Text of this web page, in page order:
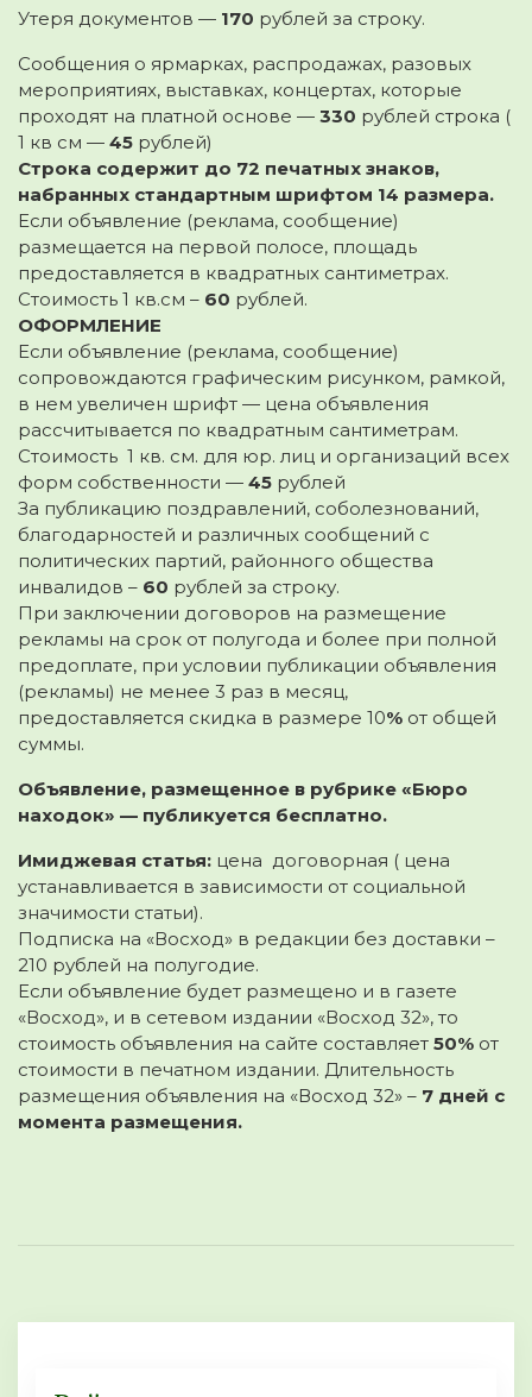
Утеря документов — 170 рублей за строку.
Сообщения о ярмарках, распродажах, разовых
мероприятиях, выставках, концертах, которые
проходят на платной основе — 330 рублей строка (
1 кв см — 45 рублей)
Строка содержит до 72 печатных знаков,
набранных стандартным шрифтом 14 размера.
Если объявление (реклама, сообщение)
размещается на первой полосе, площадь
предоставляется в квадратных сантиметрах.
Стоимость 1 кв.см – 60 рублей.
ОФОРМЛЕНИЕ
Если объявление (реклама, сообщение)
сопровождаются графическим рисунком, рамкой,
в нем увеличен шрифт — цена объявления
рассчитывается по квадратным сантиметрам.
Стоимость 1 кв. см. для юр. лиц и организаций всех
форм собственности — 45 рублей
За публикацию поздравлений, соболезнований,
благодарностей и различных сообщений с
политических партий, районного общества
инвалидов – 60 рублей за строку.
При заключении договоров на размещение
рекламы на срок от полугода и более при полной
предоплате, при условии публикации объявления
(рекламы) не менее 3 раз в месяц,
предоставляется скидка в размере 10% от общей
суммы.
Объявление, размещенное в рубрике «Бюро
находок» — публикуется бесплатно.
Имиджевая статья: цена договорная ( цена
устанавливается в зависимости от социальной
значимости статьи).
Подписка на «Восход» в редакции без доставки –
210 рублей на полугодие.
Если объявление будет размещено и в газете
«Восход», и в сетевом издании «Восход 32», то
стоимость объявления на сайте составляет 50% от
стоимости в печатном издании. Длительность
размещения объявления на «Восход 32» – 7 дней с
момента размещения.